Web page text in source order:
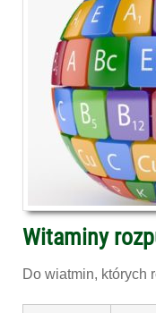
Witaminy
Do wiatmin, których